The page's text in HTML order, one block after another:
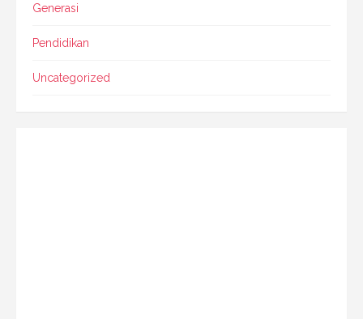
Generasi
Pendidikan
Uncategorized